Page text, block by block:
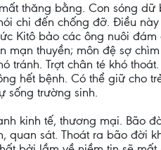
thăng bằng. Con sóng
chi đến chống đỡ. Điều
Kitô bảo các ông nuôi
mạn thuyền; môn đệ sợ
tránh. Trợt chân té khó
hết bệnh. Có thể giữ cho
sống trường sinh.
kinh tế, thương mại. Bão
quan sát. Thoát ra bão